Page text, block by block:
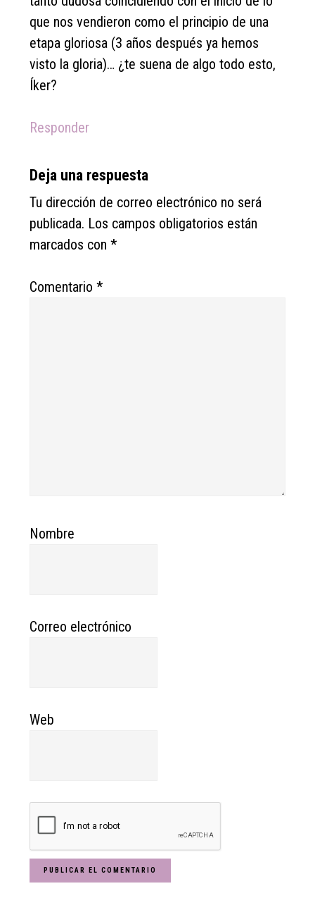
que nos vendieron como el principio de una
etapa gloriosa (3 años después ya hemos
visto la gloria)… ¿te suena de algo todo esto,
Íker?
Responder
Deja una respuesta
Tu dirección de correo electrónico no será
publicada. Los campos obligatorios están
marcados con*
Comentario*
Nombre
Correo electrónico
Web